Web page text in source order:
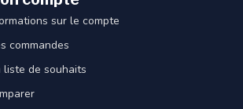
sur le compte
commandes
liste de souhaits